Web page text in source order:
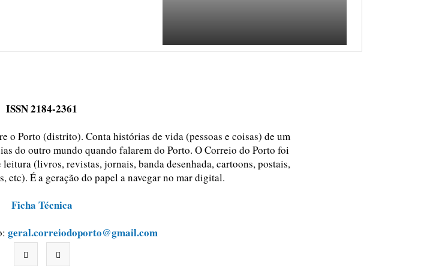
ISSN 2184-2361
o Porto (distrito). Conta histórias de vida (pessoas e coisas) de um
do outro mundo quando falarem do Porto. O Correio do Porto foi
(livros, revistas, jornais, banda desenhada, cartoons, postais,
etc). É a geração do papel a navegar no mar digital.
Ficha Técnica
geral.correiodoporto@gmail.com